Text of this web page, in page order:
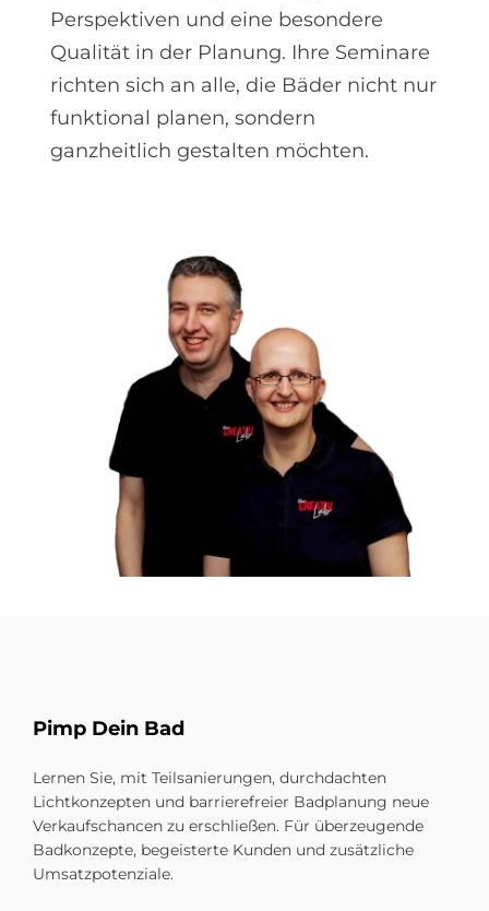
Perspektiven und eine besondere
Qualität in der Planung. Ihre Seminare
richten sich an alle, die Bäder nicht nur
funktional planen, sondern
ganzheitlich gestalten möchten.
Pimp Dein Bad
Lernen Sie, mit Teilsanierungen, durchdachten
Lichtkonzepten und barrierefreier Badplanung neue
Verkaufschancen zu erschließen. Für überzeugende
Badkonzepte, begeisterte Kunden und zusätzliche
Umsatzpotenziale.